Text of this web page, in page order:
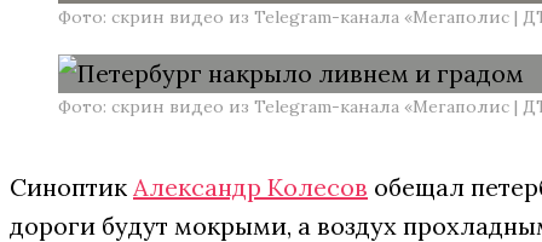
Фото: скрин видео из Telegram-канала «Мегаполис |
Фото: скрин видео из Telegram-канала «Мегаполис |
Синоптик Александр Колесов обещал
дороги будут мокрыми, а воздух